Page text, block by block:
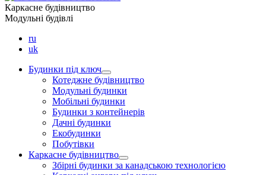
Каркасне будівництво
Модульні будівлі
ru
uk
Будинки під ключ
Котеджне будівництво
Модульні будинки
Мобільні будинки
Будинки з контейнерів
Дачні будинки
Екобудинки
Побутівки
Каркасне будівництво
Збірні будинки за канадською технологією